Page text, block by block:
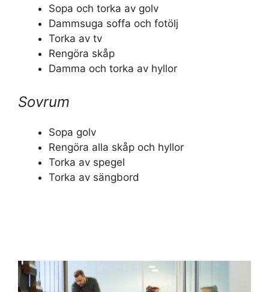
Sopa och torka av golv
Dammsuga soffa och fotölj
Torka av tv
Rengöra skåp
Damma och torka av hyllor
Sovrum
Sopa golv
Rengöra alla skåp och hyllor
Torka av spegel
Torka av sängbord